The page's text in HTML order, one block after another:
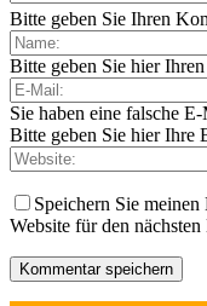
Bitte geben Sie Ihren
Bitte geben Sie hier
Sie haben eine falsche
Bitte geben Sie hier Ihre
Speichern Sie
Website für den